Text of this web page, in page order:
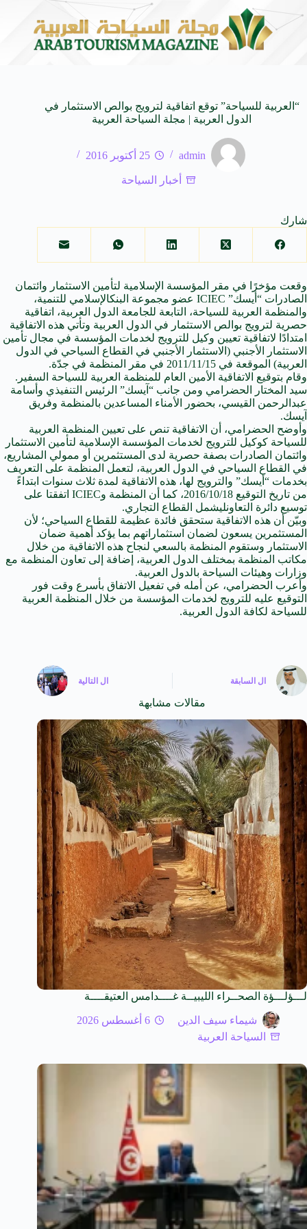
في المتوسط 6 أغسطس 2026 جوائز أثر تضيف فئة “أفضل حملة رياضية” في
“العربية للسياحة” توقع اتفاقية لترويج بوالص الاستثمار في
الدول العربية | مجلة السياحة العربية
admin 25 أكتوبر 2016
أخبار السياحة
شارك
وقعت مؤخرًا في مقر المؤسسة الإسلامية لتأمين الاستثمار وائتمان
الصادرات “أيسك” ICIEC عضو مجموعة البنك
الإسلامي للتنمية،
والمنظمة العربية للسياحة، التابعة للجامعة الدول العربية، اتفاقية
حصرية لترويج بوالص الاستثمار في الدول العربية وتأتي هذه الاتفاقية
امتدادًا لاتفاقية تعيين وكيل للترويج لخدمات المؤسسة في مجال تأمين
الاستثمار الأجنبي (الاستثمار الأجنبي في القطاع السياحي في الدول
العربية) الموقعة في 2011/11/15 في مقر المنظمة في جدّة.
وقام بتوقيع الاتفاقية الأمين العام للمنظمة العربية للسياحة السفير.
سيد المختار الحضرامي ومن جانب “آيسك” الرئيس التنفيذي وأسامة
عبدالرحمن القيسي، بحضور الأمناء المساعدين بالمنظمة وفريق
آيسك.
وأوضح الحضرامي، أن الاتفاقية تنص على تعيين المنظمة العربية
للسياحة كوكيل للترويج لخدمات المؤسسة الإسلامية لتأمين الاستثمار
وائتمان الصادرات بصفة حصرية لدى المستثمرين أو ممولي المشاريع،
في القطاع السياحي في الدول العربية، لتعمل المنظمة على التعريف
بخدمات “أيسك” والترويج لها، هذه الاتفاقية لمدة ثلاث سنوات ابتداءً
من تاريخ التوقيع 2016/10/18، كما أن المنظمة وICIEC اتفقتا على
توسيع دائرة التعاونليشمل القطاع التجاري.
وبيّن أن هذه الاتفاقية ستحقق فائدة عظيمة للقطاع السياحي؛ لأن
المستثمرين يسعون لضمان استثماراتهم بما يؤكد أهمية ضمان
الاستثمار وستقوم المنظمة بالسعي لنجاح هذه الاتفاقية من خلال
مكاتب المنظمة بمختلف الدول العربية، إضافة إلى تعاون المنظمة مع
وزارات وهيئات السياحة بالدول العربية.
وأعرب الحضرامي، عن أمله في تفعيل الاتفاق بأسرع وقت فور
التوقيع عليه للترويج لخدمات المؤسسة من خلال المنظمة العربية
للسياحة لكافة الدول العربية.
ال السابقة ال التالية
مقالات مشابهة
لـــؤلـــؤة الصحــراء الليبيــة غــــدامس العتيقــــة
شيماء سيف الدين
6 أغسطس 2026
السياحة العربية